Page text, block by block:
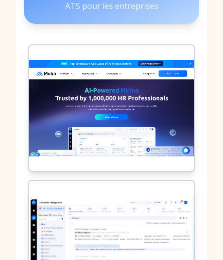
ATS pour les entreprises